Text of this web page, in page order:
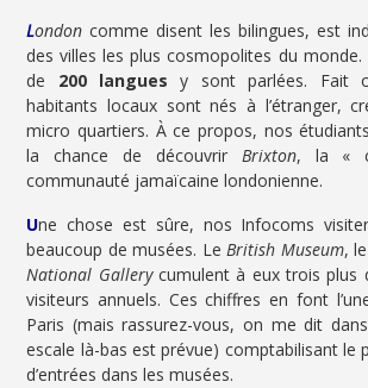
London comme disent les bilingues, est
des villes les plus cosmopolites du monde.
de 200 langues y sont parlées. Fait
habitants locaux sont nés à l’étranger,
micro quartiers. À ce propos, nos
la chance de découvrir Brixton, la «
communauté jamaïcaine londonienne.
Une chose est sûre, nos Infocoms
beaucoup de musées. LeBritish Museum, le
National Gallerycumulent à eux trois plus
visiteurs annuels. Ces chiffres en font
Paris (mais rassurez-vous, on me dit dans
escale là-bas est prévue) comptabilisant le
d’entrées dans les musées.